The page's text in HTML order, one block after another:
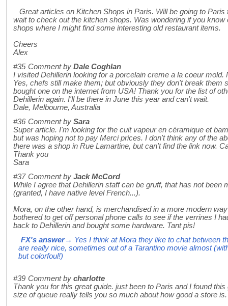
Great articles on Kitchen Shops in Paris. Will be going to
wait to check out the kitchen shops. Was wondering if you
shops where I might find some interesting old restaurant items.
Cheers
Alex
#35 Comment by Dale Coghlan
I visited Dehillerin looking for a porcelain creme a la coeur
Yes, chefs still make them; but obviously they don't break them
bought one on the internet from USA! Thank you for the list of
Dehillerin again. I'll be there in June this year and can't wait.
Dale, Melbourne, Australia
#36 Comment by Sara
Super article. I'm looking for the cuit vapeur en céramique et
but was hoping not to pay Merci prices. I don't think any of the
there was a shop in Rue Lamartine, but can't find the link now.
Thank you
Sara
#37 Comment by Jack McCord
While I agree that Dehillerin staff can be gruff, that has not been
(granted, I have native level French...).
Mora, on the other hand, is merchandised in a more modern
bothered to get off personal phone calls to see if the verrines I
back to Dehillerin and bought some hardware. Tant pis!
FX's answer→ Yes I think at Mora they like to chat between
are really nice, sometimes out of a Tarantino movie almost
but colorfoul!)
#39 Comment by charlotte
Thank you for this great guide. just been to Paris and I found
size of queue really tells you so much about how good a store is.